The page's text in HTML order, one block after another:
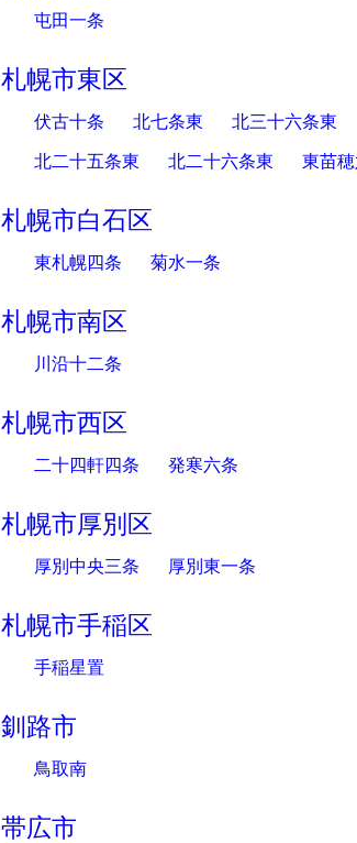
屯田一条
札幌市東区
伏古十条 北七条東 北三十六条東
北二十五条東 北二十六条東 東苗
札幌市白石区
東札幌四条 菊水一条
札幌市南区
川沿十二条
札幌市西区
二十四軒四条 発寒六条
札幌市厚別区
厚別中央三条 厚別東一条
札幌市手稲区
手稲星置
釧路市
鳥取南
帯広市